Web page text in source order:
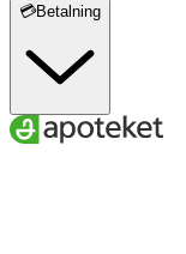
💳Betalning